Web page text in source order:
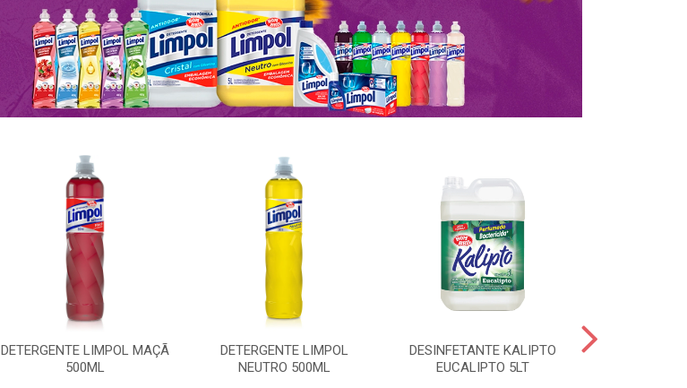
DETERGENTE LIMPOL MAÇÃ
500ML
DETERGENTE LIMPOL
NEUTRO 500ML
DESINFETANTE KALIPTO
EUCALIPTO 5LT